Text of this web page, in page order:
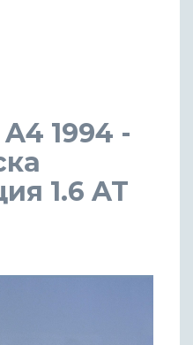
1994 -
1.6 AT